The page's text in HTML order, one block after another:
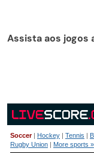
Assista aos jogos